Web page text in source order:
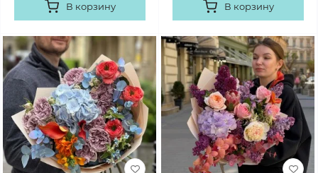
В корзину В корзину